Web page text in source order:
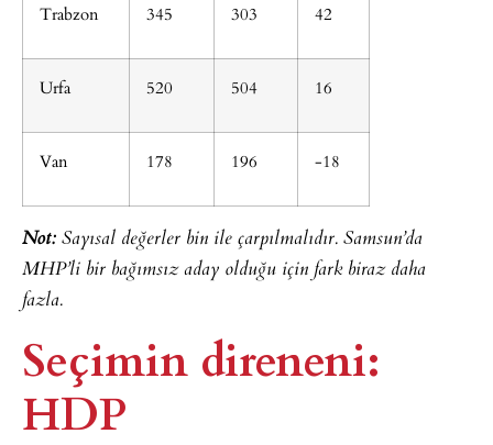
Trabzon 345 303 42
Urfa 520 504 16
Van 178 196 -18
Not:Sayısal değerler bin ile çarpılmalıdır. Samsun’da
MHP’li bir bağımsız aday olduğu için fark biraz daha
fazla.
Seçimin direneni:
HDP